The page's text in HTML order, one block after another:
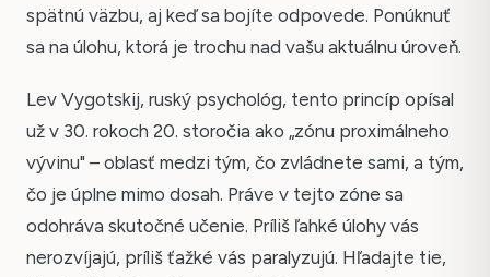
spätnú väzbu, aj keď sa bojíte odpovede. Ponúknuť
sa na úlohu, ktorá je trochu nad vašu aktuálnu úroveň.
Lev Vygotskij, ruský psychológ, tento princíp opísal
už v 30. rokoch 20. storočia ako „zónu proximálneho
vývinu" – oblasť medzi tým, čo zvládnete sami, a tým,
čo je úplne mimo dosah. Práve v tejto zóne sa
odohráva skutočné učenie. Príliš ľahké úlohy vás
nerozvíjajú, príliš ťažké vás paralyzujú. Hľadajte tie,